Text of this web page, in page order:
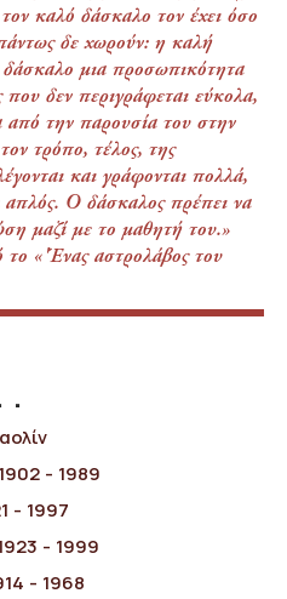
τον καλό δάσκαλο τον έχει όσο
δε χωρούν: η καλή
δάσκαλο μια προσωπικότητα
δεν περιγράφεται εύκολα,
από την παρουσία του στην
τρόπο, τέλος, της
και γράφονται πολλά,
απλός. Ο δάσκαλος πρέπει να
μαζί με το μαθητή του.»
«'Ένας αστρολάβος του
.
- 1989
- 1997
- 1999
- 1968